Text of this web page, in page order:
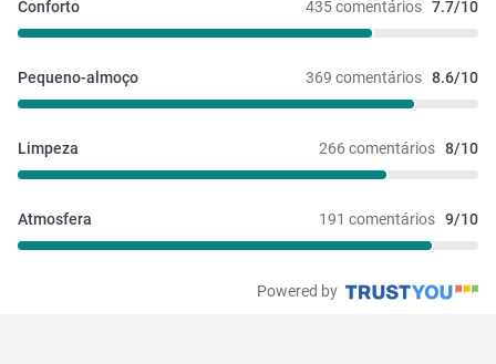
435 comentários 7.7/10
Conforto
369 comentários 8.6/10
Pequeno-almoço
266 comentários 8/10
Limpeza
191 comentários 9/10
Atmosfera
Powered by